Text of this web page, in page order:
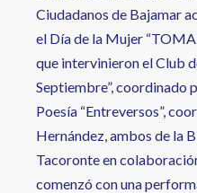
Ciudadanos de Bajamar
el Día de la Mujer
que intervinieron el Club
Septiembre”, coordinado
Poesía “Entreversos”,
Hernández, ambos de la
Tacoronte en
comenzó con una